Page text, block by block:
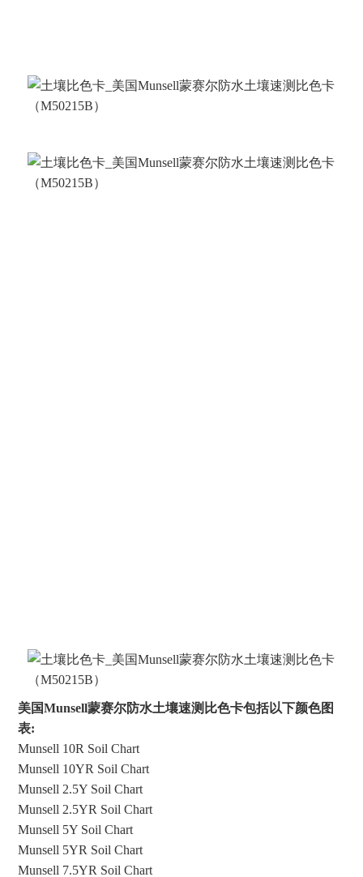
美国Munsell蒙赛尔防水土壤速测比色卡包括以下颜色图
表:
Munsell 10R Soil Chart
Munsell 10YR Soil Chart
Munsell 2.5Y Soil Chart
Munsell 2.5YR Soil Chart
Munsell 5Y Soil Chart
Munsell 5YR Soil Chart
Munsell 7.5YR Soil Chart